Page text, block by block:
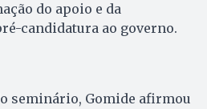
do apoio e da
candidatura ao governo.
seminário, Gomide afirmou